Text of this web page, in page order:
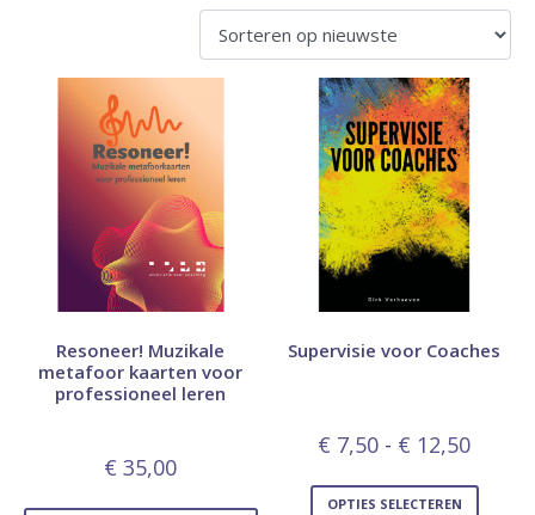
Resoneer! Muzikale
metafoor kaarten voor
professioneel leren
€ 35,00
Supervisie voor Coaches
€ 7,50 - € 12,50
OPTIES SELECTEREN